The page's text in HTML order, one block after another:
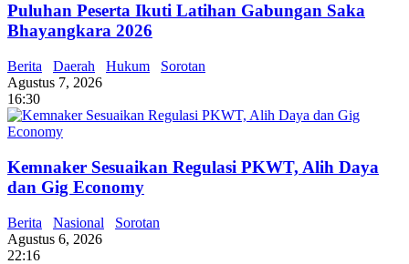
Puluhan Peserta Ikuti Latihan Gabungan Saka
Bhayangkara 2026
Berita Daerah Hukum
Sorotan
Agustus 7, 2026
16:30
Kemnaker Sesuaikan Regulasi PKWT, Alih Daya
dan Gig Economy
Berita Nasional
Sorotan
Agustus 6, 2026
22:16